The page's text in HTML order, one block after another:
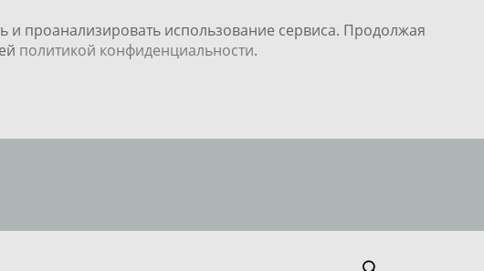
и проанализировать использование сервиса. Продолжая
политикой конфиденциальности.